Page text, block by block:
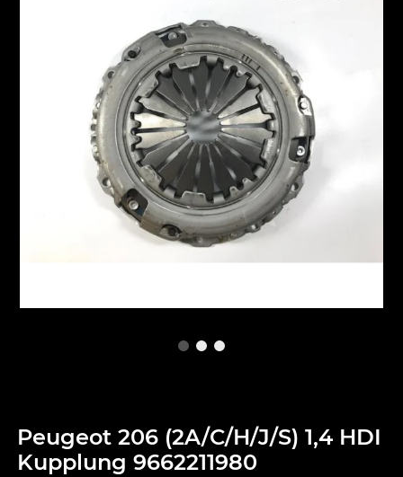
Peugeot 206 (2A/C/H/J/S) 1,4 HDI
Kupplung 9662211980